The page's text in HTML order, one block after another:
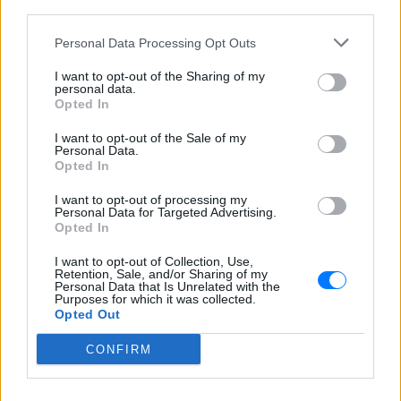
Personal Data Processing Opt Outs
I want to opt-out of the Sharing of my
personal data.
Opted In
I want to opt-out of the Sale of my
Personal Data.
Opted In
I want to opt-out of processing my
Personal Data for Targeted Advertising.
Opted In
I want to opt-out of Collection, Use,
Retention, Sale, and/or Sharing of my
Personal Data that Is Unrelated with the
Purposes for which it was collected.
Opted Out
CONFIRM
ΔΕΙΤΕ ΕΠΙΣΗΣ
τι λέει η ψυχολογία)
ΣΉΜΕΡΑ
επαινούν
3 σημάδια πως χρειάζεσαι
βιταμίνη D
ΣΉΜΕΡΑ